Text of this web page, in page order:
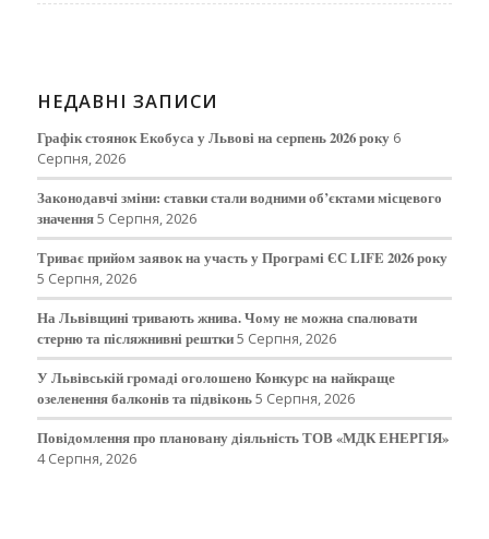
НЕДАВНІ ЗАПИСИ
Графік стоянок Екобуса у Львові на серпень 2026 року 6
Серпня, 2026
Законодавчі зміни: ставки стали водними об’єктами місцевого
значення5 Серпня, 2026
Триває прийом заявок на участь у Програмі ЄС LIFE 2026 року
5 Серпня, 2026
На Львівщині тривають жнива. Чому не можна спалювати
стерню та післяжнивні рештки5 Серпня, 2026
У Львівській громаді оголошено Конкурс на найкраще
озеленення балконів та підвіконь5 Серпня, 2026
Повідомлення про плановану діяльність ТОВ «МДК ЕНЕРГІЯ»
4 Серпня, 2026